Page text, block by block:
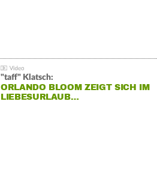
"taff" Klatsch:
ORLANDO BLOOM ZEIGT SICH IM
LIEBESURLAUB…